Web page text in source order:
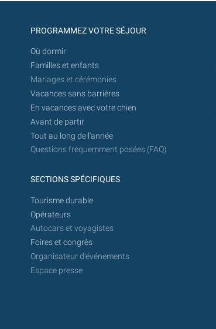
tradition
PROGRAMMEZ VOTRE SÉJOUR
Où dormir
Familles et enfants
Mariages et cérémonies
Vacances sans barrières
En vacances avec votre chien
Avant de partir
Tout au long de l'année
Questions fréquemment posées (FAQ)
SECTIONS SPÉCIFIQUES
Tourisme durable
Opérateurs
Autocars et voyagistes
Foires et congrès
Organisateur d'événements
Espace presse